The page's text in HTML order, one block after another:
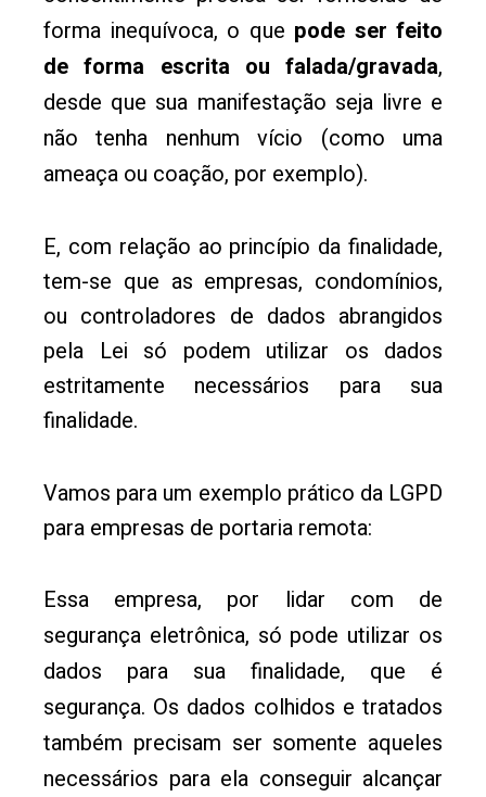
forma inequívoca, o que pode ser feito
de forma escrita ou falada/gravada,
desde que sua manifestação seja livre e
não tenha nenhum vício (como uma
ameaça ou coação, por exemplo).
E, com relação ao princípio da finalidade,
tem-se que as empresas, condomínios,
ou controladores de dados abrangidos
pela Lei só podem utilizar os dados
estritamente necessários para sua
finalidade.
Vamos para um exemplo prático da LGPD
para empresas de portaria remota:
Essa empresa, por lidar com de
segurança eletrônica, só pode utilizar os
dados para sua finalidade, que é
segurança. Os dados colhidos e tratados
também precisam ser somente aqueles
necessários para ela conseguir alcançar